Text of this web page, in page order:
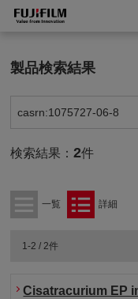
製品検索結果
検索結果：2件
一覧 詳細
1-2 / 2件
Cisatracurium EP